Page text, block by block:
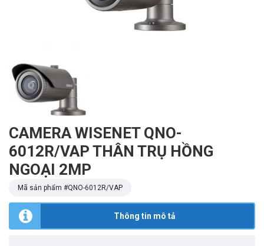
CAMERA WISENET QNO-
6012R/VAP THÂN TRỤ HỒNG
NGOẠI 2MP
Mã sản phẩm #QNO-6012R/VAP
Thông tin mô tả